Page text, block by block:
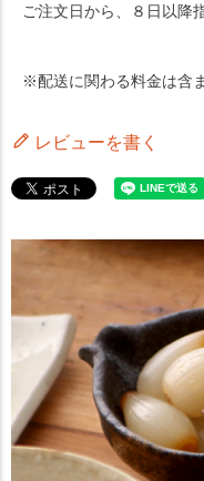
ご注文日から、８日以降
※配送に関わる料金は含
レビューを書く